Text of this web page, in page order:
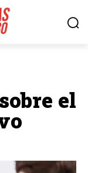
el